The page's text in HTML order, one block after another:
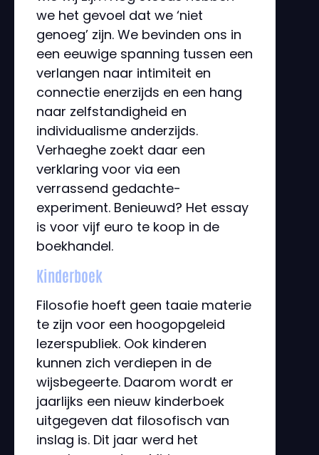
we het gevoel dat we ‘niet
genoeg’ zijn. We bevinden ons in
een eeuwige spanning tussen een
verlangen naar intimiteit en
connectie enerzijds en een hang
naar zelfstandigheid en
individualisme anderzijds.
Verhaeghe zoekt daar een
verklaring voor via een
verrassend gedachte-
experiment. Benieuwd? Het essay
is voor vijf euro te koop in de
boekhandel.
Kinderboek
Filosofie hoeft geen taaie materie
te zijn voor een hoogopgeleid
lezerspubliek. Ook kinderen
kunnen zich verdiepen in de
wijsbegeerte. Daarom wordt er
jaarlijks een nieuw kinderboek
uitgegeven dat filosofisch van
inslag is. Dit jaar werd het